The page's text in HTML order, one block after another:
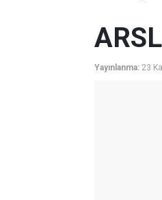
Yayınlanma: 23